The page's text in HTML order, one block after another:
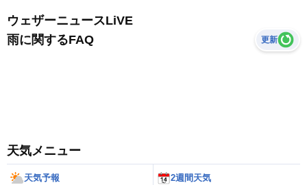
ウェザーニュースLiVE
雨に関するFAQ
更新
天気メニュー
天気予報 2週間天気